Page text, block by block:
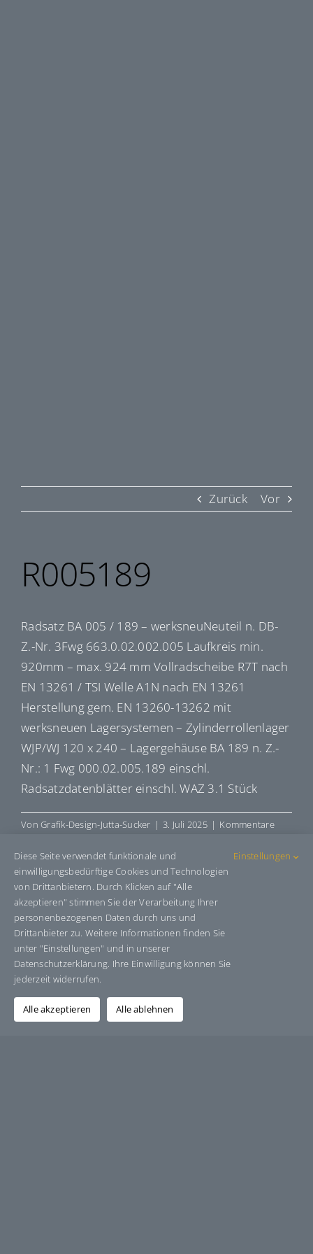
Zurück Vor
R005189
Radsatz BA 005 / 189 – werksneuNeuteil n. DB-
Z.-Nr. 3Fwg 663.0.02.002.005 Laufkreis min.
920mm – max. 924 mm Vollradscheibe R7T nach
EN 13261 / TSI Welle A1N nach EN 13261
Herstellung gem. EN 13260-13262 mit
werksneuen Lagersystemen – Zylinderrollenlager
WJP/WJ 120 x 240 – Lagergehäuse BA 189 n. Z.-
Nr.: 1 Fwg 000.02.005.189 einschl.
Radsatzdatenblätter einschl. WAZ 3.1 Stück
VonGrafik-Design-Jutta-Sucker | 3. Juli 2025 | Kommentare
R005189
Share This Story, Choose Your
Platform!
Facebook
X BlueskyRedditLinkedInWhatsApp
TelegramTumblr
Diese Seite verwendet funktionale und
einwilligungsbedürftige Cookies und Technologien
von Drittanbietern. Durch Klicken auf "Alle
akzeptieren" stimmen Sie der Verarbeitung Ihrer
personenbezogenen Daten durch uns und
Drittanbieter zu. Weitere Informationen finden Sie
unter "Einstellungen" und in unserer
Datenschutzerklärung. Ihre Einwilligung können Sie
jederzeit widerrufen.
Einstellungen
Alle akzeptieren Alle ablehnen